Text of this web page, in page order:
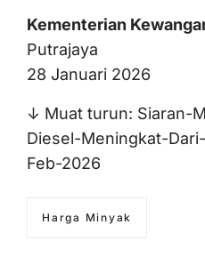
Kementerian
Putrajaya
28 Januari 2026
↓ Muat turun: Siaran-
Diesel-Meningkat-
Feb-2026
Harga Minyak